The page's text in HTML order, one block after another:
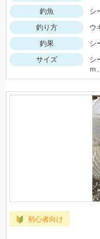
釣魚
シ
釣り方
ウ
釣果
シ
サイズ
シ
ｍ
初心者向け